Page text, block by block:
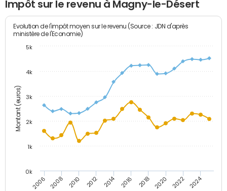
Impôt sur le revenu à Magny-le-Désert
Montant (euros)
Evolution de l'impôt moyen sur le revenu (Source : JDN d'après
ministère de l'Economie)
2006 2008 2010 2012 2014 2016 2018 2020 2022 2024
0k
1k
2k
3k
4k
5k